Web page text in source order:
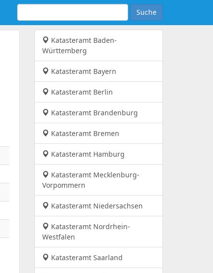
Suche
Katasteramt Baden-
Württemberg
Katasteramt Bayern
Katasteramt Berlin
Katasteramt Brandenburg
Katasteramt Bremen
Katasteramt Hamburg
Katasteramt Mecklenburg-
Vorpommern
Katasteramt Niedersachsen
Katasteramt Nordrhein-
Westfalen
Katasteramt Saarland